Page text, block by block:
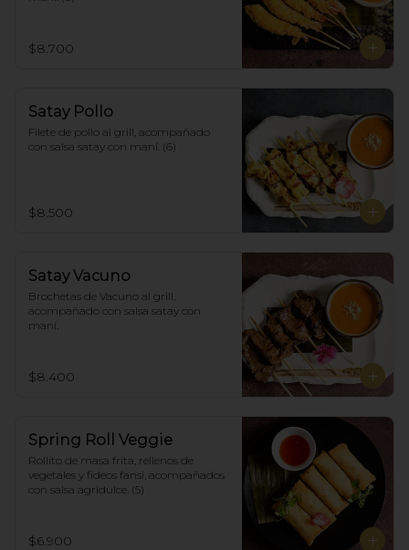
$8.700
Satay Pollo
Filete de pollo al grill, acompañado
con salsa satay con maní. (6)
$8.500
Satay Vacuno
Brochetas de Vacuno al grill,
acompañado con salsa satay con
maní.
$8.400
Spring Roll Veggie
Rollito de masa frita, rellenos de
vegetales y fideos fansi, acompañados
con salsa agridulce. (5)
$6.900